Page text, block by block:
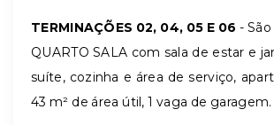
TERMINAÇÕES 02, 04, 05 E 06-
QUARTO SALA com sala de estar e
suíte, cozinha e área de serviço,
43 m² de área útil, 1 vaga de garagem.